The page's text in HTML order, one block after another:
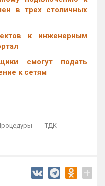
в трех столичных
к инженерным
смогут подать
к сетям
ТДК
+